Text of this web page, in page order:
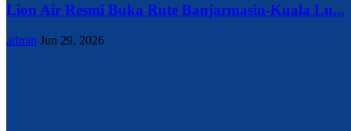
Lion Air Resmi Buka Rute Banjarmasin-Kuala Lu...
admin Jun 29, 2026